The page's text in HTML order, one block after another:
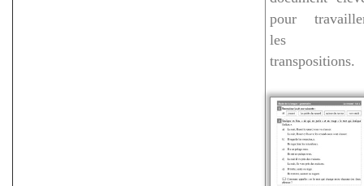
pour
les
transpositions.